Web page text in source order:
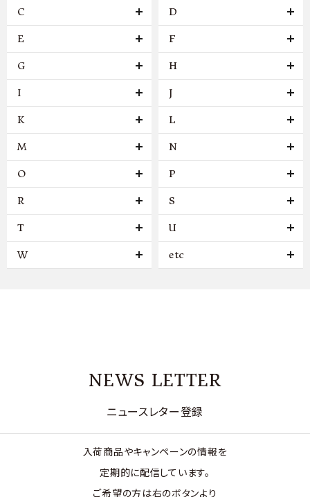
C D
E F
G H
I J
K L
M N
O P
R S
T U
W etc
NEWS LETTER
ニュースレター登録
入荷商品やキャンペーンの情報を
定期的に配信しています。
ご希望の方は右のボタンより